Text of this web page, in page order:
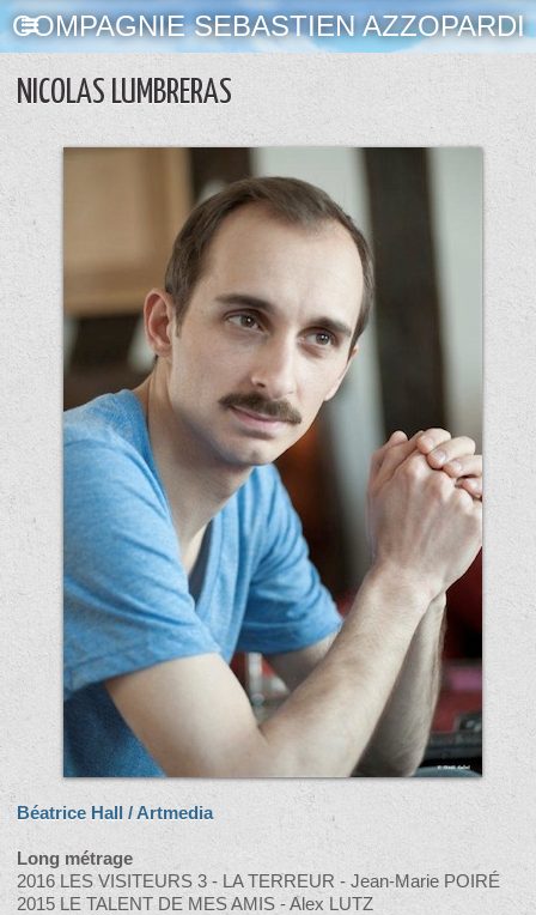
COMPAGNIE SEBASTIEN AZZOPARDI
NICOLAS LUMBRERAS
Béatrice Hall / Artmedia
Long métrage
2016 LES VISITEURS 3 - LA TERREUR - Jean-Marie POIRÉ
2015 LE TALENT DE MES AMIS - Alex LUTZ